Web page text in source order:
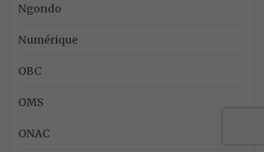
Ngondo
Numérique
OBC
OMS
ONAC